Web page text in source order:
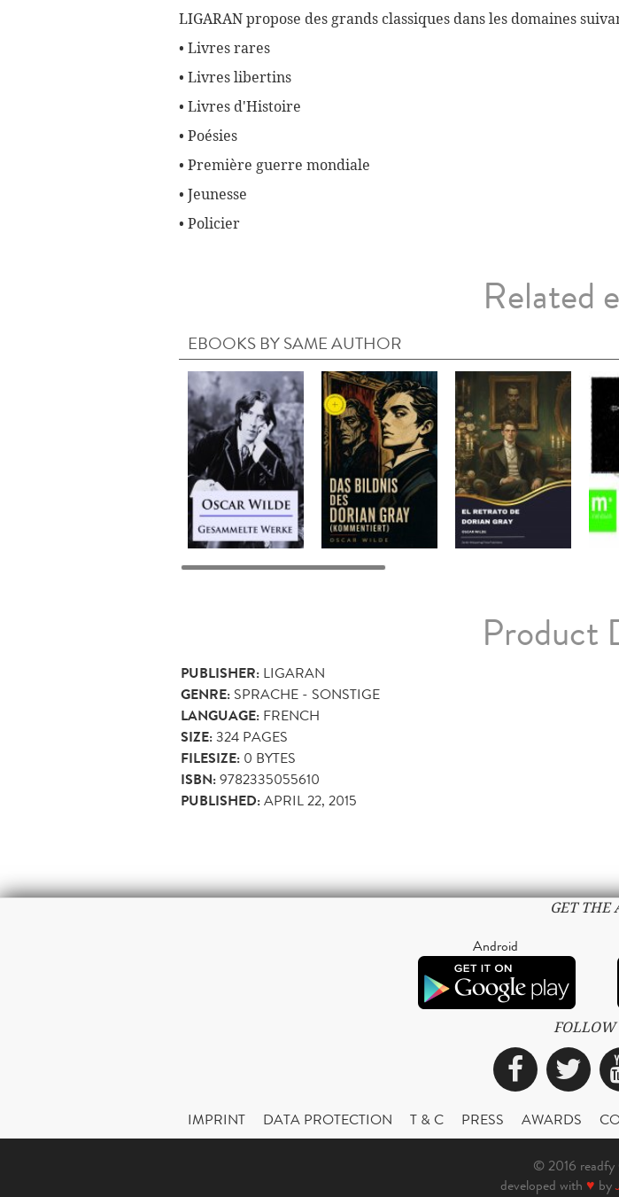
LIGARAN propose des grands classiques dans les domaines
• Livres rares
• Livres libertins
• Livres d'Histoire
• Poésies
• Première guerre mondiale
• Jeunesse
• Policier
Related
EBOOKS BY SAME AUTHOR
Product
PUBLISHER: LIGARAN
GENRE: SPRACHE - SONSTIGE
LANGUAGE: FRENCH
SIZE:324 PAGES
FILESIZE: 0 BYTES
ISBN:9782335055610
PUBLISHED:APRIL 22, 2015
GET THE
Android
FOLLOW
IMPRINT DATA PROTECTION T & C PRESS AWARDS
© 2016 readfy
developed with ♥ by